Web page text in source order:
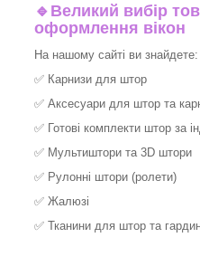
🔹 Великий вибір
оформлення вікон
На нашому сайті ви знайдете:
✅ Карнизи для штор
✅ Аксесуари для штор та
✅ Готові комплекти штор за
✅ Мультиштори та 3D штори
✅ Рулонні штори (ролети)
✅ Жалюзі
✅ Тканини для штор та